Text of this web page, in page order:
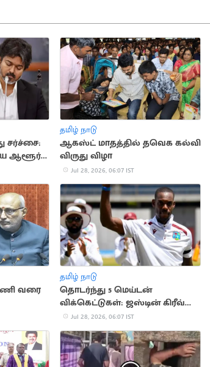
சர்ச்சை:
ஆளூர்
தமிழ் நாடு
ஆகஸ்ட் மாதத்தில் தவெக கல்வி
விருது விழா
Jul 28, 2026, 06:07 IST
வரை
தமிழ் நாடு
தொடர்ந்து 5 மெய்டன்
விக்கெட்டுகள்: ஜஸ்டின் கிரீவ்ஸ்
வரலாற்று சாதனை
Jul 28, 2026, 06:07 IST